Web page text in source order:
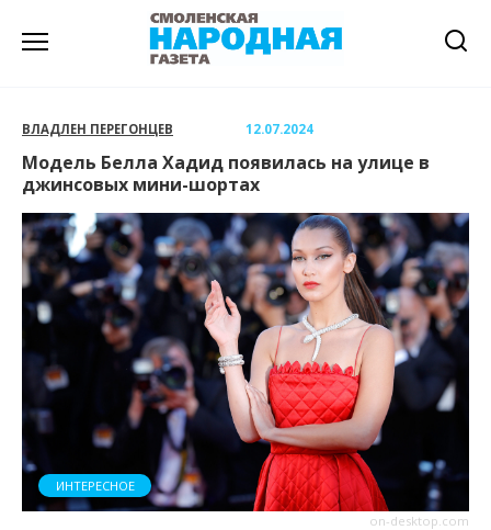
ВЛАДЛЕН ПЕРЕГОНЦЕВ 12.07.2024
Модель Белла Хадид появилась на улице в
джинсовых мини-шортах
on-desktop.com
ИНТЕРЕСНОЕ